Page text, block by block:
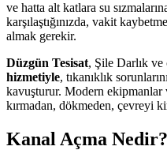
ve hatta alt katlara su
karşılaştığınızda, vakit
almak gerekir.
Düzgün Tesisat, Şile Darlık ve
hizmetiyle, tıkanıklık
kavuşturur. Modern ekipmanlar
kırmadan, dökmeden, çevreyi
Kanal Açma Nedir?